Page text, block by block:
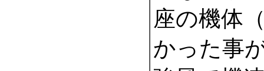
座の機体
かった事